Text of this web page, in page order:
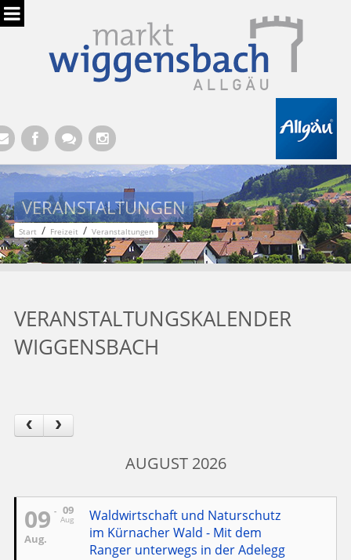
VERANSTALTUNGEN
Start / Freizeit / Veranstaltungen
VERANSTALTUNGSKALENDER
WIGGENSBACH
AUGUST 2026
09
Aug
09
Aug.
Waldwirtschaft und Naturschutz
im Kürnacher Wald - Mit dem
Ranger unterwegs in der Adelegg